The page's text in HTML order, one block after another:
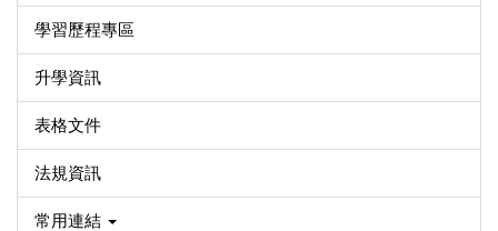
學習歷程專區
升學資訊
表格文件
法規資訊
常用連結